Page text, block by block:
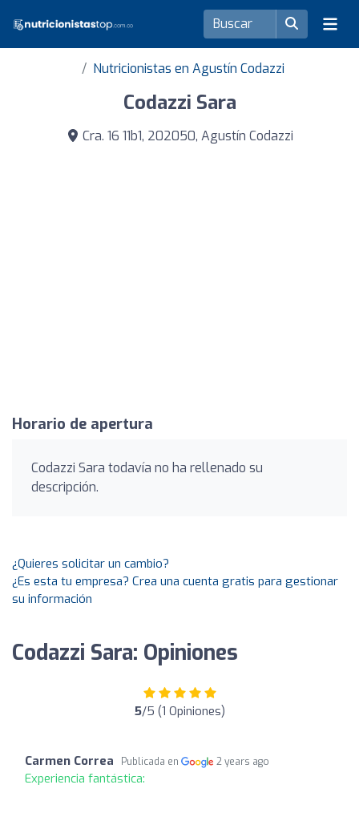
Nutricionistas en Agustín Codazzi
Codazzi Sara
Cra. 16 11b1, 202050, Agustín Codazzi
Horario de apertura
Codazzi Sara todavía no ha rellenado su
descripción.
¿Quieres solicitar un cambio?
¿Es esta tu empresa? Crea una cuenta gratis para gestionar
su información
Codazzi Sara: Opiniones
5/5 (1 Opiniones)
Carmen Correa Publicada en 2 years ago
Experiencia fantástica: